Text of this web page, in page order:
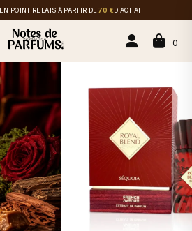
POINT RELAIS À PARTIR DE 70 €D'ACHAT
0